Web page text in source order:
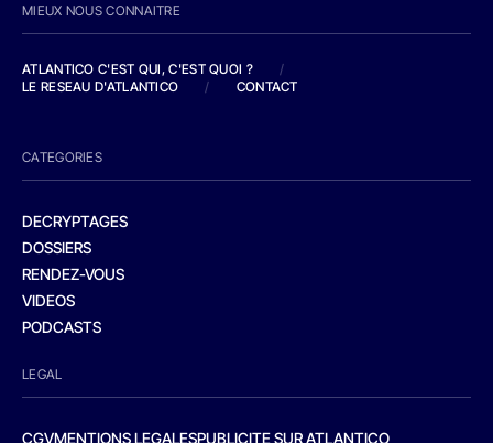
MIEUX NOUS CONNAITRE
ATLANTICO C'EST QUI, C'EST QUOI ?
/
LE RESEAU D'ATLANTICO
/ CONTACT
CATEGORIES
DECRYPTAGES
DOSSIERS
RENDEZ-VOUS
VIDEOS
PODCASTS
LEGAL
CGVMENTIONS LEGALESPUBLICITE SUR ATLANTICO